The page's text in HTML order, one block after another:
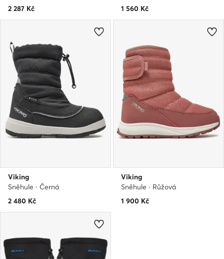
2 287 Kč
1 560 Kč
Viking
Sněhule · Černá
2 480 Kč
Viking
Sněhule · Růžová
1 900 Kč